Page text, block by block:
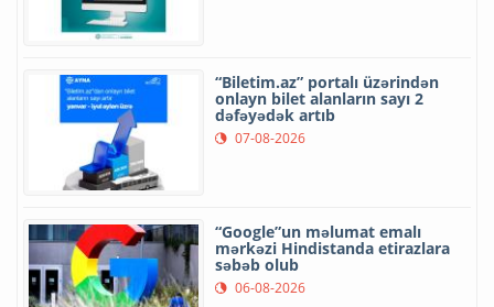
“Biletim.az” portalı üzərindən
onlayn bilet alanların sayı 2
dəfəyədək artıb
07-08-2026
“Google”un məlumat emalı
mərkəzi Hindistanda etirazlara
səbəb olub
06-08-2026